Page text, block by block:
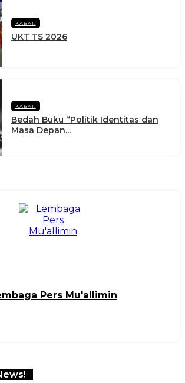
KABAR
UKT TS 2026
KABAR
Bedah Buku “Politik Identitas dan
Masa Depan...
Pers Mu'allimin